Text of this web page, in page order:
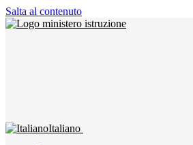
Salta al contenuto
Italiano